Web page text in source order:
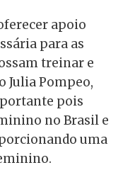
apoio
para as
treinar e
Julia Pompeo,
pois
no Brasil e
uma